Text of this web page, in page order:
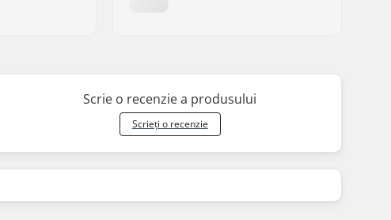
Scrie o recenzie a produsului
Scrieți o recenzie